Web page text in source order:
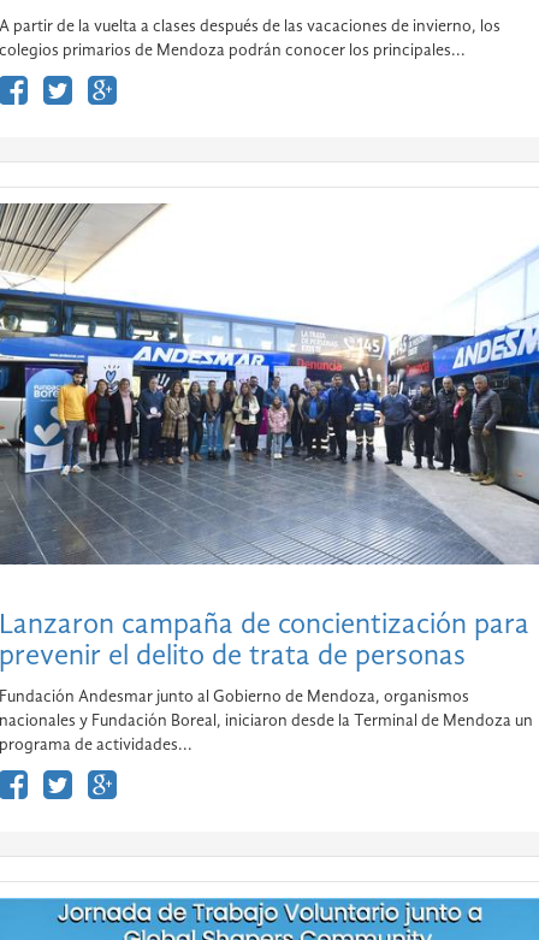
A partir de la vuelta a clases después de las vacaciones de invierno, los
colegios primarios de Mendoza podrán conocer los principales...
Lanzaron campaña de concientización para
prevenir el delito de trata de personas
Fundación Andesmar junto al Gobierno de Mendoza, organismos
nacionales y Fundación Boreal, iniciaron desde la Terminal de Mendoza un
programa de actividades...